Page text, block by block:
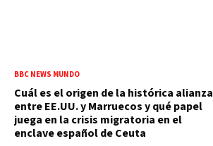
BBC NEWS MUNDO
Cuál es el origen de la histórica alianza
entre EE.UU. y Marruecos y qué papel
juega en la crisis migratoria en el
enclave español de Ceuta